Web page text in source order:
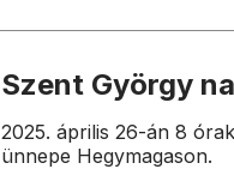
Szent György
2025. április 26-án 8
ünnepe Hegymagason.